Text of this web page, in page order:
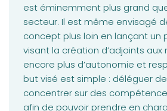
est éminemment plus grand
secteur. Il est même envisagé
concept plus loin en lançant un
visant la création d’adjoints
encore plus d’autonomie et
but visé est simple : déléguer
concentrer sur des
afin de pouvoir prendre en